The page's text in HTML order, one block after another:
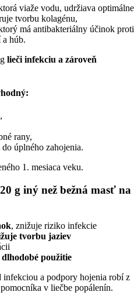
viaže vodu, udržiava optimálne
tvorbu kolagénu,
má antibakteriálny účinok proti
a húb.
lieči infekciu a zároveň
rany,
úplného zahojenia.
1. mesiaca veku.
g iný než bežná masť na
, znižuje riziko infekcie
tvorbu jaziev
použitie
infekciou a podpory hojenia robí z
v liečbe popálenín.